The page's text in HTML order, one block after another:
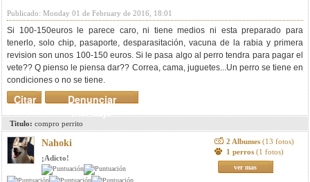
Publicado: Monday 01 de February de 2016, 18:01
Si 100-150euros le parece caro, ni tiene medios ni esta preparado para
tenerlo, solo chip, pasaporte, desparasitación, vacuna de la rabia y primera
revision son unos 100-150 euros. Si le pasa algo al perro tendra para pagar el
vete?? Q pienso le piensa dar?? Correa, cama, juguetes...Un perro se tiene en
condiciones o no se tiene.
Denunciar
mensaje
Citar
Titulo: compro perrito
Nahoki
¡Adicto!
2 Albumes (13 fotos)
1 perros (1 fotos)
ver mas